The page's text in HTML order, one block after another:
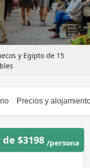
y Egipto de 15
Precios y
$3198 /persona